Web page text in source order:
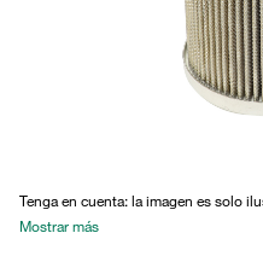
Tenga en cuenta: la imagen es solo
Mostrar más